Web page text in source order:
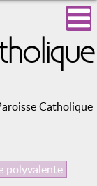
Catholique
polyvalente